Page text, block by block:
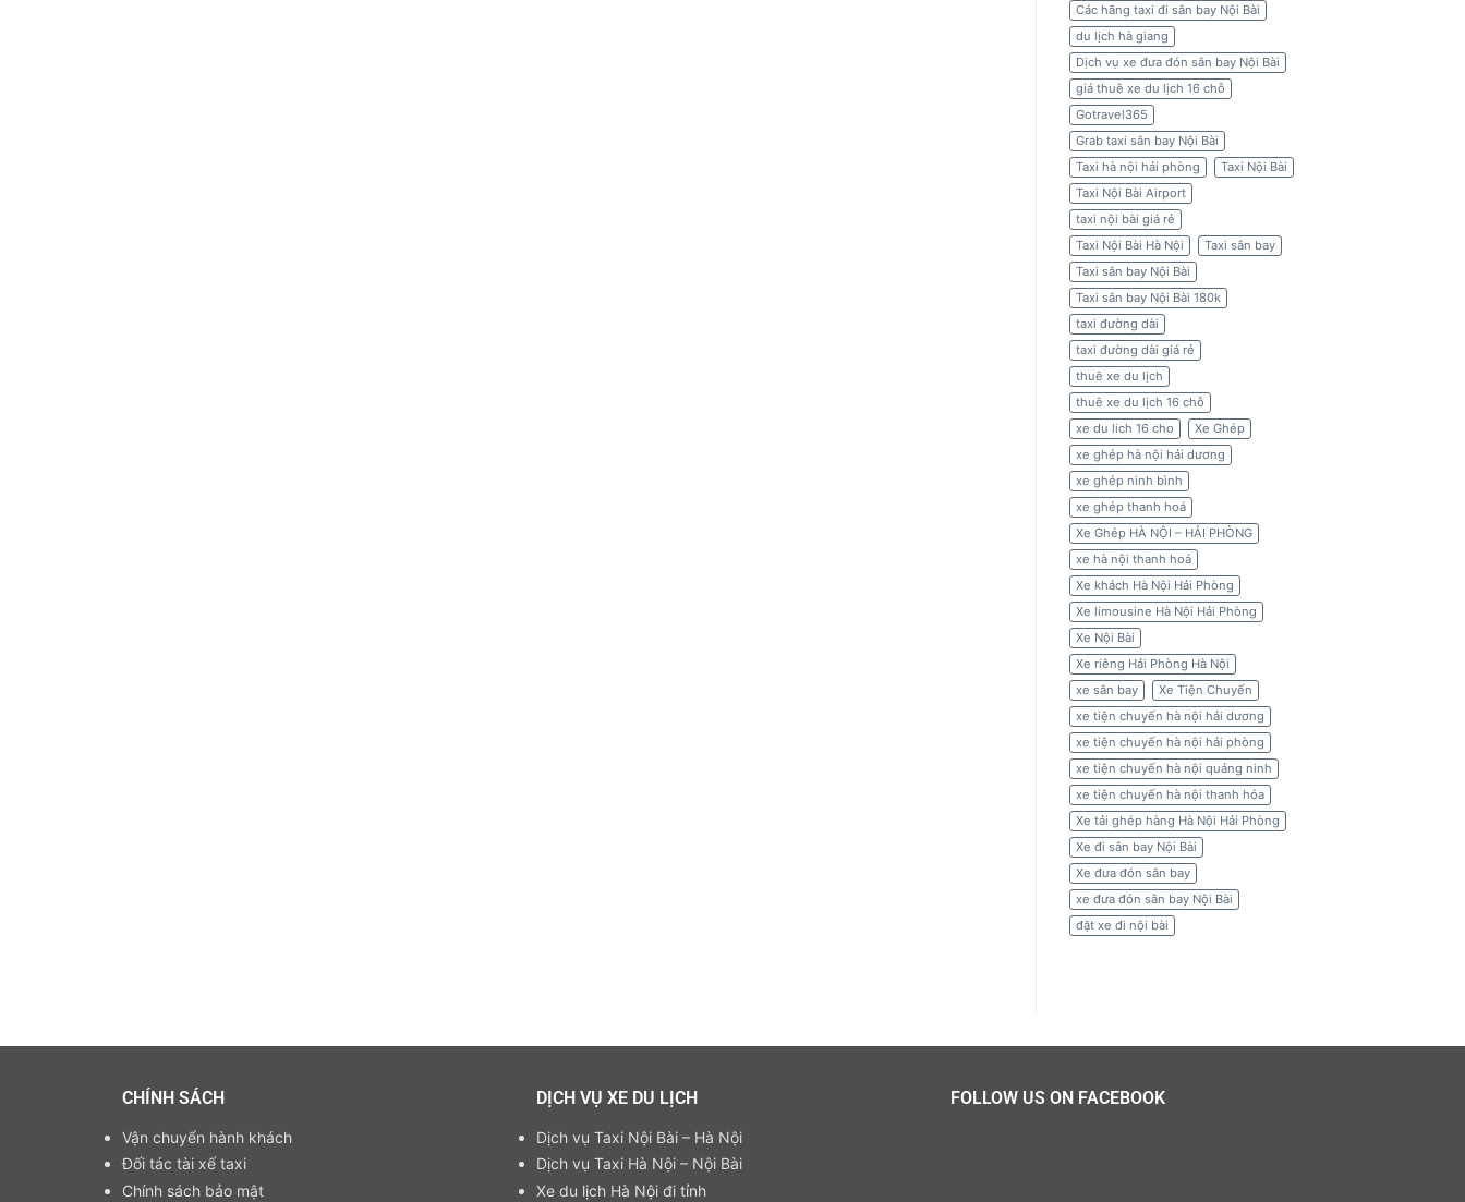
Các hãng taxi đi sân bay Nội Bài
du lịch hà giang
Dịch vụ xe đưa đón sân bay Nội Bài
giá thuê xe du lịch 16 chỗ
Gotravel365
Grab taxi sân bay Nội Bài
Taxi hà nội hải phòng
Taxi Nội Bài
Taxi Nội Bài Airport
taxi nội bài giá rẻ
Taxi Nội Bài Hà Nội
Taxi sân bay
Taxi sân bay Nội Bài
Taxi sân bay Nội Bài 180k
taxi đường dài
taxi đường dài giá rẻ
thuê xe du lịch
thuê xe du lịch 16 chỗ
xe du lich 16 cho
Xe Ghép
xe ghép hà nội hải dương
xe ghép ninh bình
xe ghép thanh hoá
Xe Ghép HÀ NỘI – HẢI PHÒNG
xe hà nội thanh hoá
Xe khách Hà Nội Hải Phòng
Xe limousine Hà Nội Hải Phòng
Xe Nội Bài
Xe riêng Hải Phòng Hà Nội
xe sân bay
Xe Tiện Chuyến
xe tiện chuyến hà nội hải dương
xe tiện chuyến hà nội hải phòng
xe tiện chuyến hà nội quảng ninh
xe tiện chuyến hà nội thanh hóa
Xe tải ghép hàng Hà Nội Hải Phòng
Xe đi sân bay Nội Bài
Xe đưa đón sân bay
xe đưa đón sân bay Nội Bài
đặt xe đi nội bài
CHÍNH SÁCH
Vận chuyển hành khách
Đối tác tài xế taxi
Chính sách bảo mật
DỊCH VỤ XE DU LỊCH
Dịch vụ Taxi Nội Bài – Hà Nội
Dịch vụ Taxi Hà Nội – Nội Bài
Xe du lịch Hà Nội đi tỉnh
FOLLOW US ON FACEBOOK